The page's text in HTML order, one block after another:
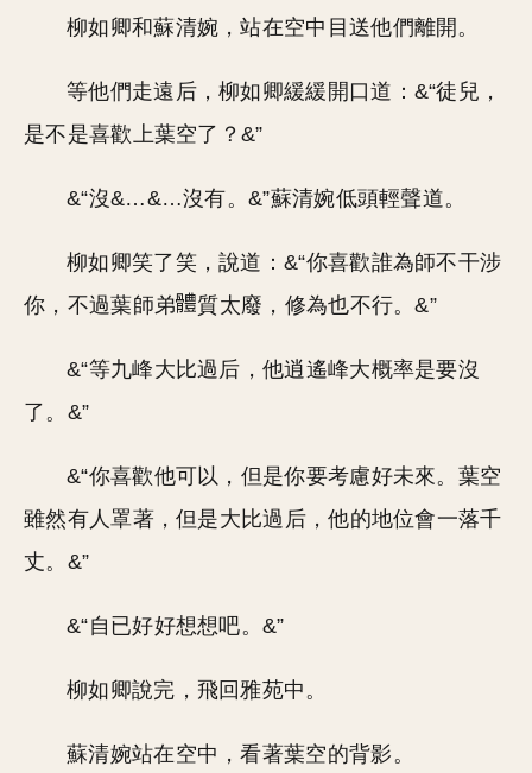
柳如卿和蘇清婉，站在空中目送他們離開。
等他們走遠后，柳如卿緩緩開口道：&“徒兒，
是不是喜歡上葉空了？&”
&“沒&…&…沒有。&”蘇清婉低頭輕聲道。
柳如卿笑了笑，說道：&“你喜歡誰為師不干涉
你，不過葉師弟
質太廢，修為也不行。&”
&“等九峰大比過后，他逍遙峰大概率是要沒
了。&”
&“你喜歡他可以，但是你要考慮好未來。葉空
雖然有人罩著，但是大比過后，他的地位會一落千
丈。&”
&“自已好好想想吧。&”
柳如卿說完，飛回雅苑中。
蘇清婉站在空中，看著葉空的背影。